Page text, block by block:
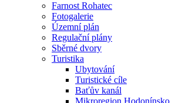
Farnost Rohatec
Fotogalerie
Územní plán
Regulační plány
Sběrné dvory
Turistika
Ubytování
Turistické cíle
Baťův kanál
Mikroregion Hodonínsko